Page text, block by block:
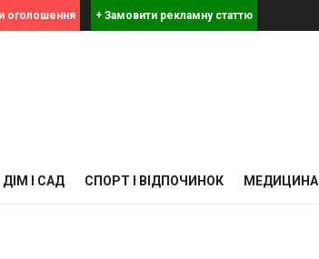
оголошення + Замовити рекламну статтю
ДІМ І САД СПОРТ І ВІДПОЧИНОК МЕДИЦИНА